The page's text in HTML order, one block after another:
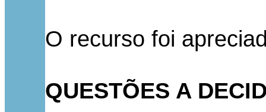
O recurso foi
QUESTÕES A